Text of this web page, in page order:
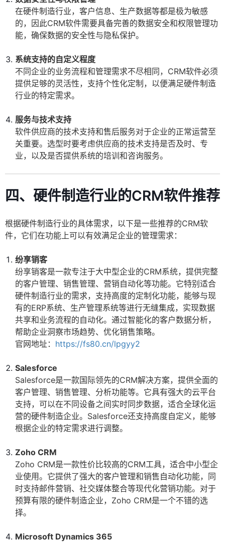
在硬件制造行业，客户信息、生产数据等都是极为敏感
的，因此CRM软件需要具备完善的数据安全和权限管理功
能，确保数据的安全性与隐私保护。
系统支持的自定义程度
不同企业的业务流程和管理需求不尽相同，CRM软件必须
提供足够的灵活性，支持个性化定制，以便满足硬件制造
行业的特定需求。
服务与技术支持
软件供应商的技术支持和售后服务对于企业的正常运营至
关重要。选型时要考虑供应商的技术支持是否及时、专
业，以及是否提供系统的培训和咨询服务。
四、硬件制造行业的CRM软件推荐
根据硬件制造行业的具体需求，以下是一些推荐的CRM软
件，它们在功能上可以有效满足企业的管理需求：
纷享销客
纷享销客是一款专注于大中型企业的CRM系统，提供完整
的客户管理、销售管理、营销自动化等功能。它特别适合
硬件制造行业的需求，支持高度的定制化功能，能够与现
有的ERP系统、生产管理系统等进行无缝集成，实现数据
共享和业务流程的自动化。通过智能化的客户数据分析，
帮助企业洞察市场趋势、优化销售策略。
官网地址： https://fs80.cn/lpgyy2
Salesforce
Salesforce是一款国际领先的CRM解决方案，提供全面的
客户管理、销售管理、分析功能等。它具有强大的云平台
支持，可以在不同设备之间实时同步数据，适合全球化运
营的硬件制造企业。Salesforce还支持高度自定义，能够
根据企业的特定需求进行调整。
Zoho CRM
Zoho CRM是一款性价比较高的CRM工具，适合中小型企
业使用。它提供了强大的客户管理和销售自动化功能，同
时支持邮件营销、社交媒体整合等现代化营销功能。对于
预算有限的硬件制造企业，Zoho CRM是一个不错的选
择。
Microsoft Dynamics 365